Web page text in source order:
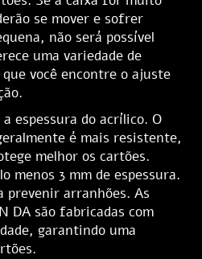
se mover e sofrer
não será possível
uma variedade de
você encontre o ajuste
espessura do acrílico. O
é mais resistente,
melhor os cartões.
menos 3 mm de espessura.
prevenir arranhões. As
DA são fabricadas com
garantindo uma